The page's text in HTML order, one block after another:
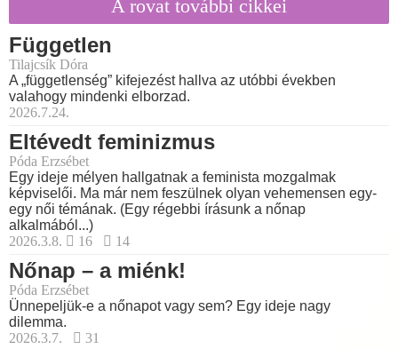
A rovat további cikkei
Független
Tilajcsík Dóra
A „függetlenség” kifejezést hallva az utóbbi években
valahogy mindenki elborzad.
2026.7.24.
Eltévedt feminizmus
Póda Erzsébet
Egy ideje mélyen hallgatnak a feminista mozgalmak
képviselői. Ma már nem feszülnek olyan vehemensen egy-
egy női témának. (Egy régebbi írásunk a nőnap
alkalmából...)
2026.3.8.
16 14
Nőnap – a miénk!
Póda Erzsébet
Ünnepeljük-e a nőnapot vagy sem? Egy ideje nagy
dilemma.
2026.3.7.
31